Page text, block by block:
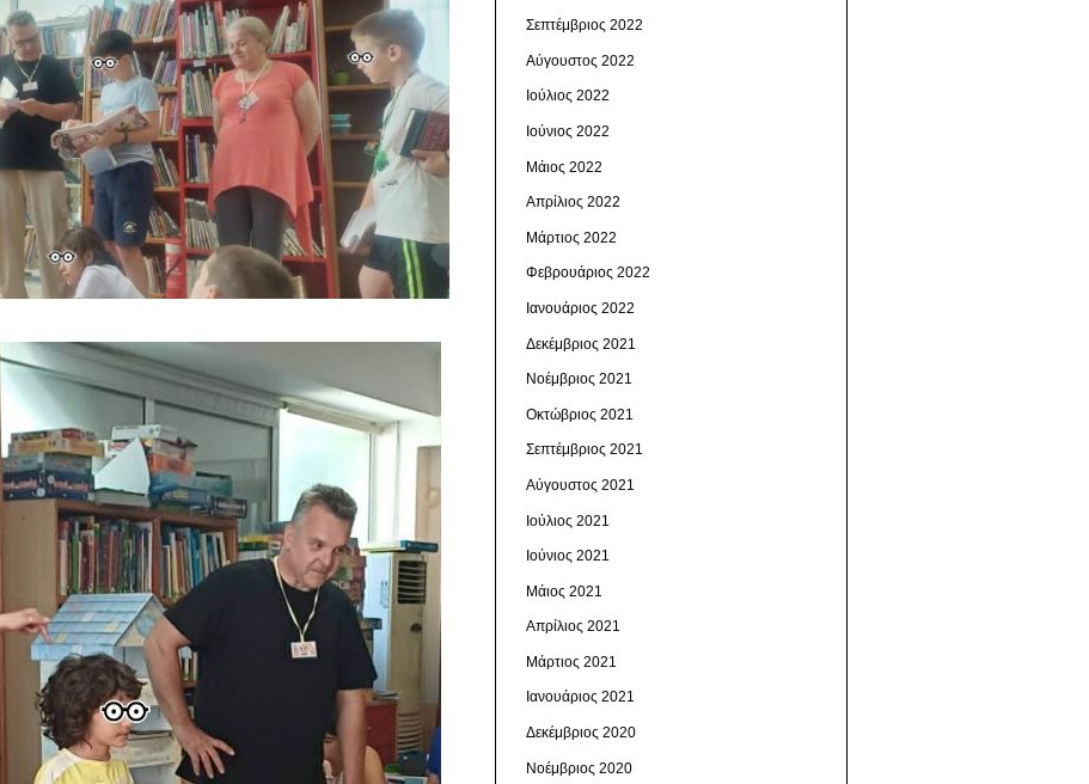
Σεπτέμβριος 2022
Αύγουστος 2022
Ιούλιος 2022
Ιούνιος 2022
Μάιος 2022
Απρίλιος 2022
Μάρτιος 2022
Φεβρουάριος 2022
Ιανουάριος 2022
Δεκέμβριος 2021
Νοέμβριος 2021
Οκτώβριος 2021
Σεπτέμβριος 2021
Αύγουστος 2021
Ιούλιος 2021
Ιούνιος 2021
Μάιος 2021
Απρίλιος 2021
Μάρτιος 2021
Ιανουάριος 2021
Δεκέμβριος 2020
Νοέμβριος 2020